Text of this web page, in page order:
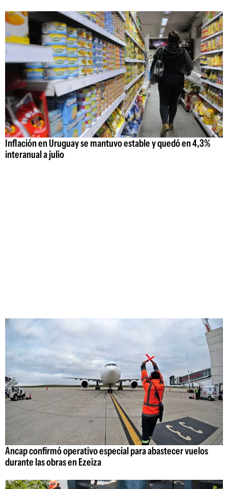
Inflación en Uruguay se mantuvo estable y quedó en 4,3%
interanual a julio
Ancap confirmó operativo especial para abastecer vuelos
durante las obras en Ezeiza